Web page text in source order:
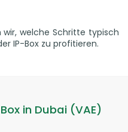
wir, welche Schritte typisch
IP-Box zu profitieren.
in Dubai (VAE)